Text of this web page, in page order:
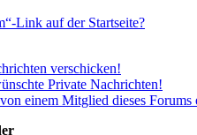
Link auf der Startseite?
verschicken!
Private Nachrichten!
einem Mitglied dieses Forums